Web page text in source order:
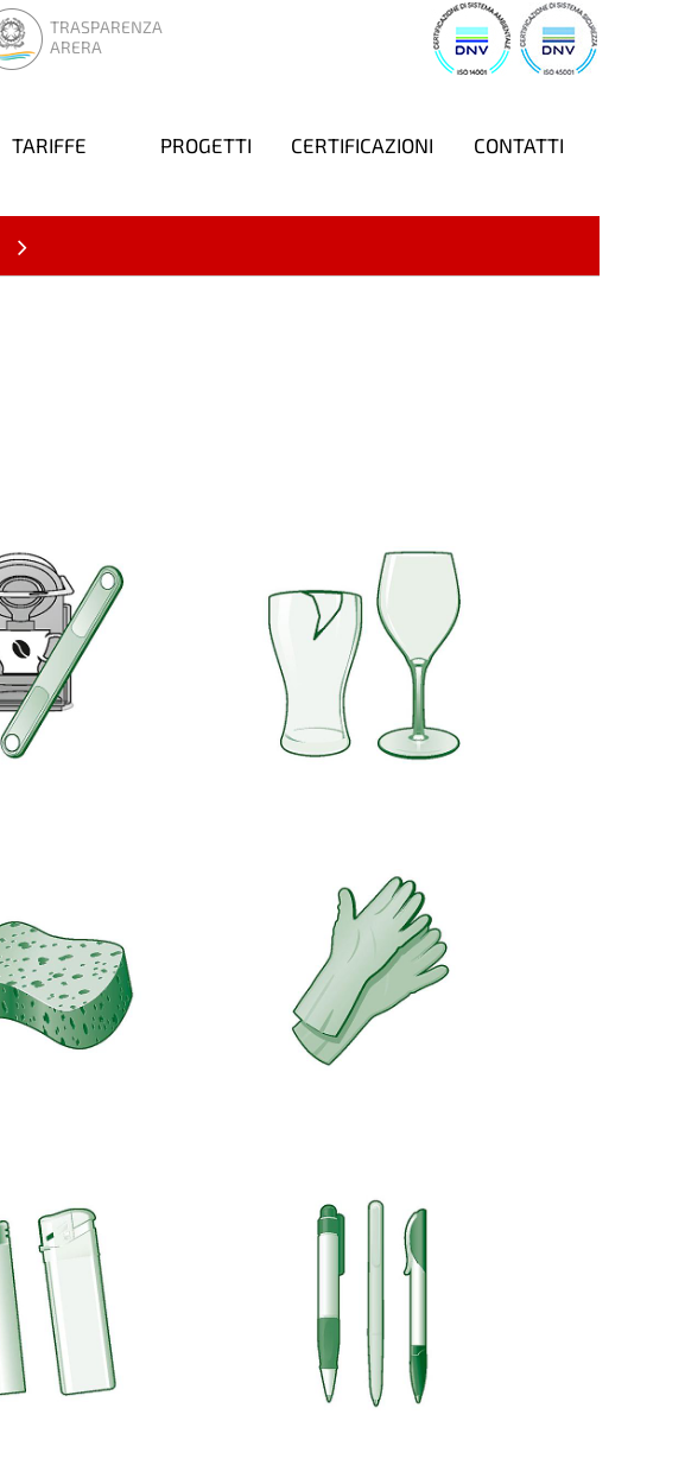
TRASPARENZA
ARERA
TARIFFE PROGETTI CERTIFICAZIONI CONTATTI